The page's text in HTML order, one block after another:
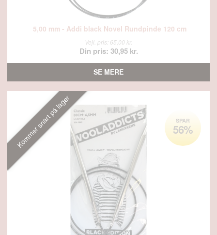
5,00 mm - Addi black Novel Rundpinde 120 cm
Vejl. pris: 65,00 kr.
Din pris: 30,95 kr.
SE MERE
Kommer snart på lager SPAR
56%